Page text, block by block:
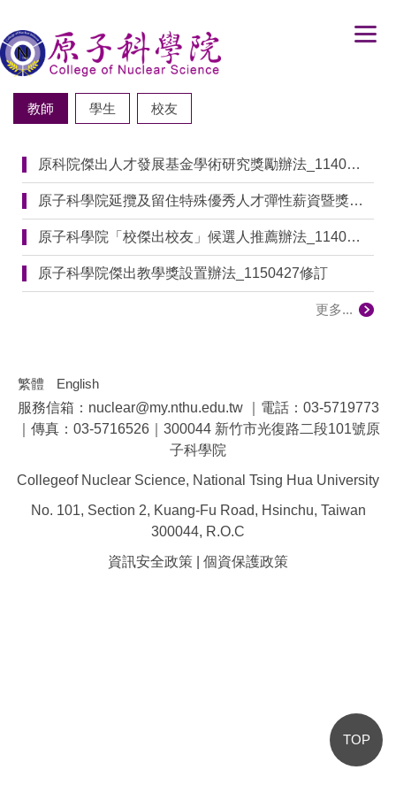
到
主
要
教師 學生 校友
原科院傑出人才發展基金學術研究獎勵辦法_1140926修改
原子科學院延攬及留住特殊優秀人才彈性薪資暨獎勵補助審（1071204）
原子科學院「校傑出校友」候選人推薦辦法_1140526院務會議訂定
原子科學院傑出教學獎設置辦法_1150427修訂
更多...
繁體
English
服務信箱：nuclear@my.nthu.edu.tw ｜電話：03-5719773
｜傳真：03-5716526｜300044 新竹市光復路二段101號原
子科學院
Collegeof Nuclear Science, National Tsing Hua University
No. 101, Section 2, Kuang-Fu Road, Hsinchu, Taiwan
300044, R.O.C
資訊安全政策
個資保護政策
TOP